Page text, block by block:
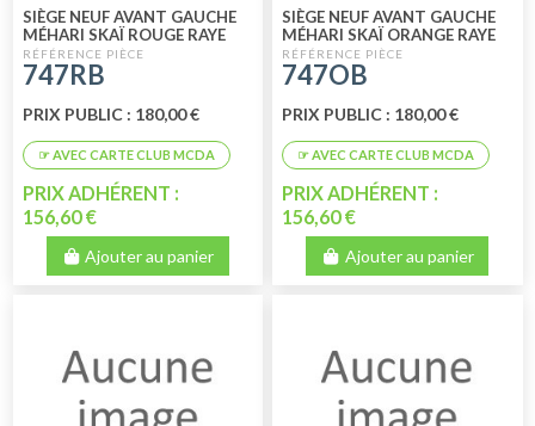
SIÈGE NEUF AVANT GAUCHE
MÉHARI SKAÏ ROUGE RAYE
BLANC
747RB
PRIX PUBLIC : 180,00 €
PRIX ADHÉRENT :
156,60 €
Ajouter au panier
SIÈGE NEUF AVANT GAUCHE
MÉHARI SKAÏ ORANGE RAYE
BLANC
747OB
PRIX PUBLIC : 180,00 €
PRIX ADHÉRENT :
156,60 €
Ajouter au panier